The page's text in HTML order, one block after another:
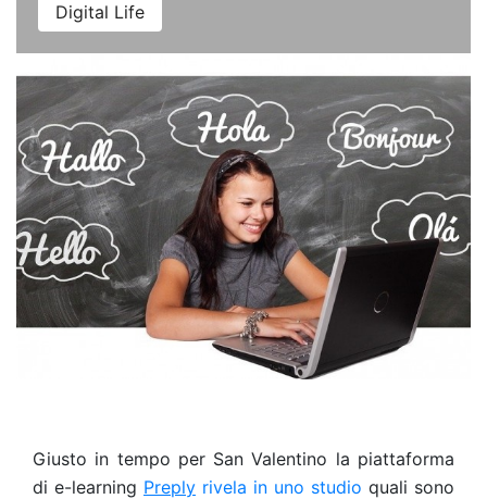
Digital Life
Giusto in tempo per San Valentino la piattaforma
di e-learning Preply rivela in uno studio quali sono